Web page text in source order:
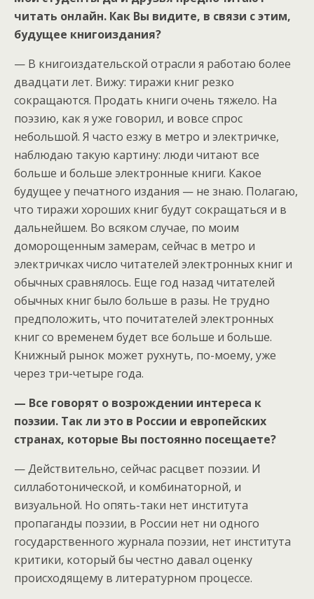
читать онлайн. Как Вы видите, в связи с этим,
будущее книгоиздания?
— В книгоиздательской отрасли я работаю более
двадцати лет. Вижу: тиражи книг резко
сокращаются. Продать книги очень тяжело. На
поэзию, как я уже говорил, и вовсе спрос
небольшой. Я часто езжу в метро и электричке,
наблюдаю такую картину: люди читают все
больше и больше электронные книги. Какое
будущее у печатного издания — не знаю. Полагаю,
что тиражи хороших книг будут сокращаться и в
дальнейшем. Во всяком случае, по моим
доморощенным замерам, сейчас в метро и
электричках число читателей электронных книг и
обычных сравнялось. Еще год назад читателей
обычных книг было больше в разы. Не трудно
предположить, что почитателей электронных
книг со временем будет все больше и больше.
Книжный рынок может рухнуть, по-моему, уже
через три-четыре года.
— Все говорят о возрождении интереса к
поэзии. Так ли это в России и европейских
странах, которые Вы постоянно посещаете?
— Действительно, сейчас расцвет поэзии. И
силлаботонической, и комбинаторной, и
визуальной. Но опять-таки нет института
пропаганды поэзии, в России нет ни одного
государственного журнала поэзии, нет института
критики, который бы честно давал оценку
происходящему в литературном процессе.